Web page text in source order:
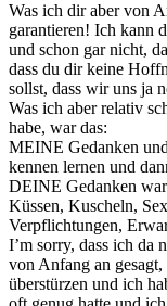
Was ich dir aber von
garantieren! Ich kann
und schon gar nicht,
dass du dir keine
sollst, dass wir uns ja
Was ich aber relativ
habe, war das:
MEINE Gedanken
kennen lernen und
DEINE Gedanken
Küssen, Kuscheln,
Verpflichtungen,
I’m sorry, dass ich da
von Anfang an
überstürzen und ich